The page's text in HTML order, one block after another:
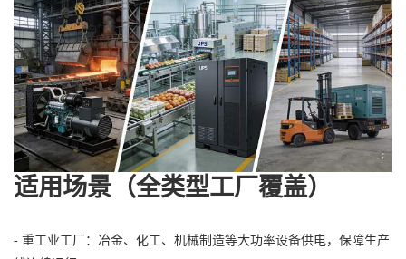
适用场景（全类型工厂覆盖）
- 重工业工厂：冶金、化工、机械制造等大功率设备供电，保障生产